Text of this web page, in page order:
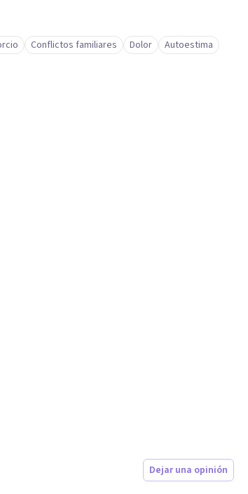
Conflictos familiares Dolor
Autoestima
Dejar una opinión